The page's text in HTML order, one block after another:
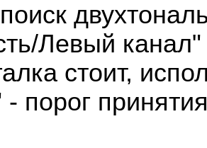
Левый
стоит,
- порог